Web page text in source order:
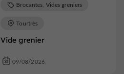
Vide grenier
Brocantes, Vides greniers
Tourtrès
09/08/2026